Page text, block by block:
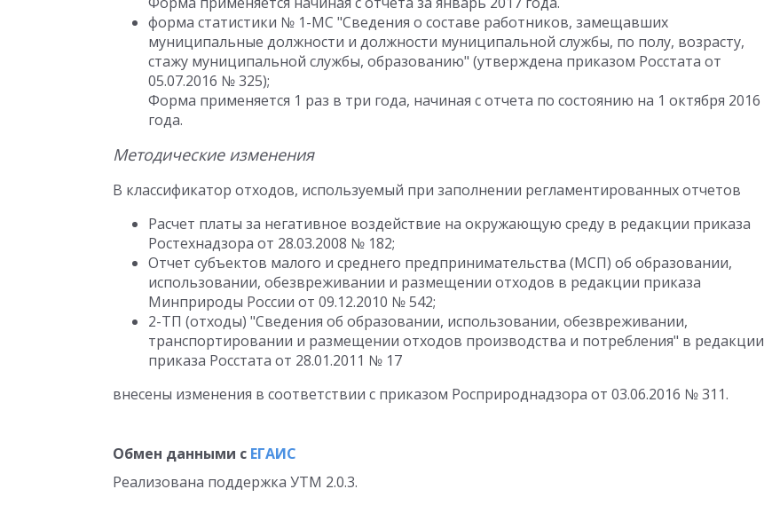
форма статистики № 1-МС "Сведения о составе работников, замещавших
муниципальные должности и должности муниципальной службы, по полу, возрасту,
стажу муниципальной службы, образованию" (утверждена приказом Росстата от
05.07.2016 № 325);
Форма применяется 1 раз в три года, начиная с отчета по состоянию на 1 октября 2016
года.
Методические изменения
В классификатор отходов, используемый при заполнении регламентированных отчетов
Расчет платы за негативное воздействие на окружающую среду в редакции приказа
Ростехнадзора от 28.03.2008 № 182;
Отчет субъектов малого и среднего предпринимательства (МСП) об образовании,
использовании, обезвреживании и размещении отходов в редакции приказа
Минприроды России от 09.12.2010 № 542;
2-ТП (отходы) "Сведения об образовании, использовании, обезвреживании,
транспортировании и размещении отходов производства и потребления" в редакции
приказа Росстата от 28.01.2011 № 17
внесены изменения в соответствии с приказом Росприроднадзора от 03.06.2016 № 311.
Обмен данными с ЕГАИС
Реализована поддержка УТМ 2.0.3.